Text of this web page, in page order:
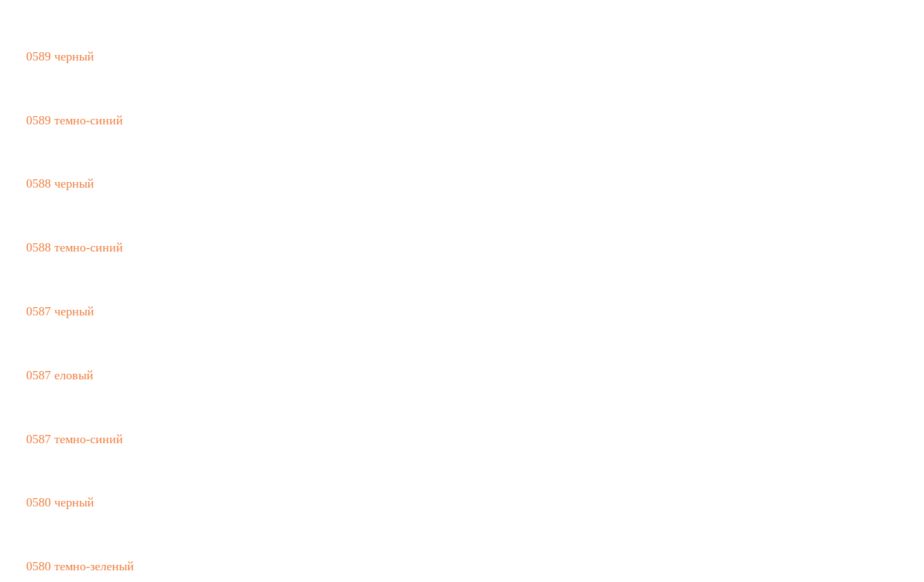
0589 черный
0589 темно-синий
0588 черный
0588 темно-синий
0587 черный
0587 еловый
0587 темно-синий
0580 черный
0580 темно-зеленый